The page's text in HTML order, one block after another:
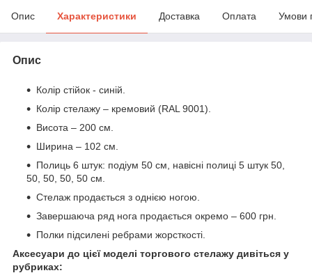
Опис Характеристики Доставка Оплата Умови
Опис
Колір стійок - синій.
Колір стелажу – кремовий (RAL 9001).
Висота – 200 см.
Ширина – 102 см.
Полиць 6 штук: подіум 50 см, навісні полиці 5 штук 50,
50, 50, 50, 50 см.
Стелаж продається з однією ногою.
Завершаюча ряд нога продається окремо – 600 грн.
Полки підсилені ребрами жорсткості.
Аксесуари до цієї моделі торгового стелажу дивіться у
рубриках: